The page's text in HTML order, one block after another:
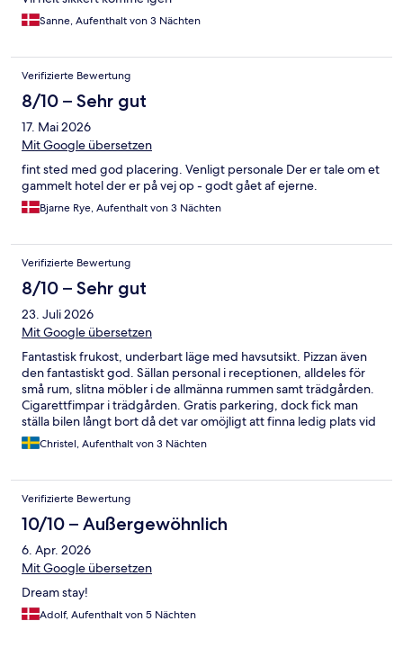
Sanne, Aufenthalt von 3 Nächten
Verifizierte Bewertung
8/10 – Sehr gut
17. Mai 2026
Mit Google übersetzen
fint sted med god placering. Venligt personale Der er tale om et
gammelt hotel der er på vej op - godt gået af ejerne.
Bjarne Rye, Aufenthalt von 3 Nächten
Verifizierte Bewertung
8/10 – Sehr gut
23. Juli 2026
Mit Google übersetzen
Fantastisk frukost, underbart läge med havsutsikt. Pizzan även
den fantastiskt god. Sällan personal i receptionen, alldeles för
små rum, slitna möbler i de allmänna rummen samt trädgården.
Cigarettfimpar i trädgården. Gratis parkering, dock fick man
ställa bilen långt bort då det var omöjligt att finna ledig plats vid
hotellet.
Christel, Aufenthalt von 3 Nächten
Verifizierte Bewertung
10/10 – Außergewöhnlich
6. Apr. 2026
Mit Google übersetzen
Dream stay!
Adolf, Aufenthalt von 5 Nächten